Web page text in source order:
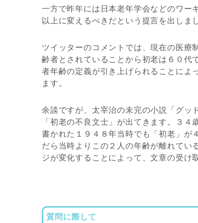
一方で昨年には日本老年学会などのワー
以上に変えるべきだという提言を出しま
ツイッターのコメントでは、現在の医療
齢者とされていることから初老は６０代
者年齢の定義が引き上げられることによ
ます。
余談ですが、太宰治の未完の小説「グッ
「初老の不良文士」が出てきます。３
書かれた１９４８年当時でも「初老」が
だら当時よりこの２人の年齢が離れてい
ジが変化することによって、文章の受
質問に際して